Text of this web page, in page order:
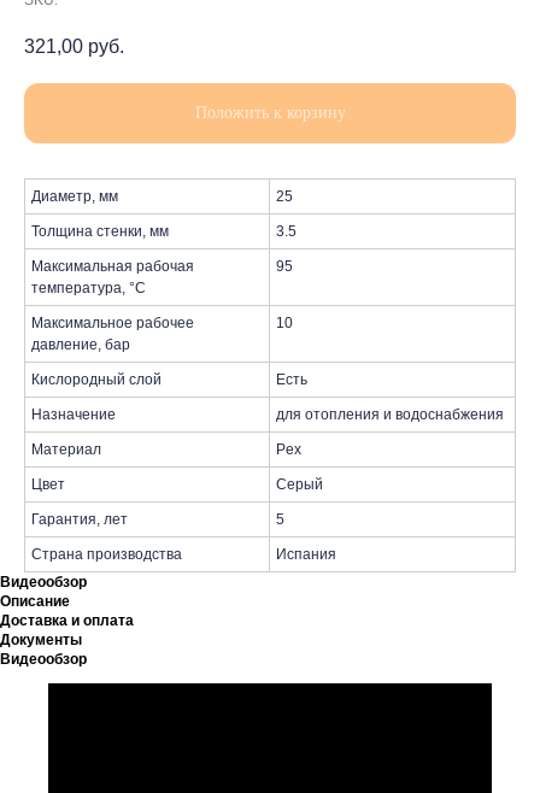
321,00 руб.
Положить к корзину
Диаметр, мм 25
Толщина стенки, мм 3.5
Максимальная рабочая
температура, °С
95
Максимальное рабочее
давление, бар
10
Кислородный слой Есть
Назначение для отопления и водоснабжения
Материал Pex
Цвет Серый
Гарантия, лет 5
Страна производства
Испания
Видеообзор
Описание
Доставка и оплата
Документы
Видеообзор